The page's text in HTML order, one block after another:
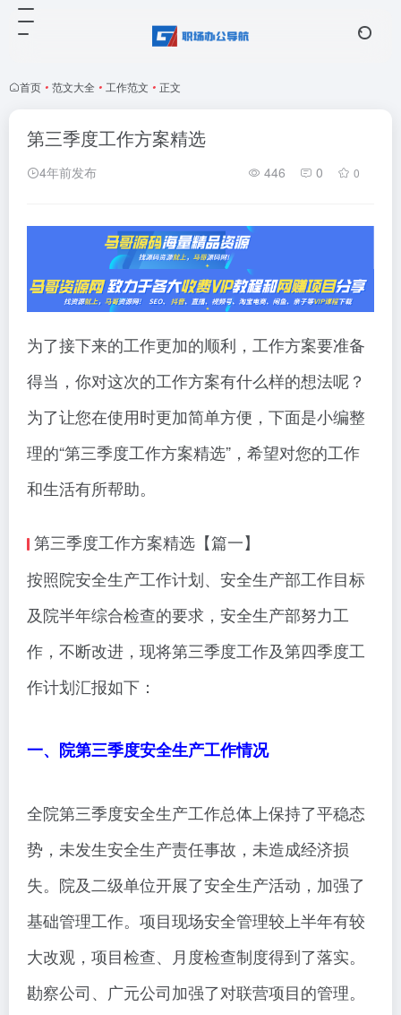
首页 • 范文大全 • 工作范文 • 正文
第三季度工作方案精选
4年前发布 446 0 0
为了接下来的工作更加的顺利，工作方案要准备
得当，你对这次的工作方案有什么样的想法呢？
为了让您在使用时更加简单方便，下面是小编整
理的“第三季度工作方案精选”，希望对您的工作
和生活有所帮助。
第三季度工作方案精选【篇一】
按照院安全生产工作计划、安全生产部工作目标
及院半年综合检查的要求，安全生产部努力工
作，不断改进，现将第三季度工作及第四季度工
作计划汇报如下：
一、院第三季度安全生产工作情况
全院第三季度安全生产工作总体上保持了平稳态
势，未发生安全生产责任事故，未造成经济损
失。院及二级单位开展了安全生产活动，加强了
基础管理工作。项目现场安全管理较上半年有较
大改观，项目检查、月度检查制度得到了落实。
勘察公司、广元公司加强了对联营项目的管理。